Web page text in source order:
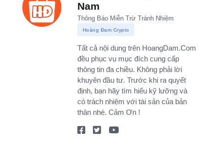
Nam
Thông Báo Miễn Trừ Tránh Nhiệm
Hoàng Đam Crypto
Tất cả nội dung trên HoangDam.Com
đều phục vụ mục đích cung cấp
thông tin đa chiều. Không phải lời
khuyên đầu tư. Trước khi ra quyết
định, bạn hãy tìm hiểu kỹ lưỡng và
có trách nhiệm với tài sản của bản
thân nhé. Cảm Ơn !